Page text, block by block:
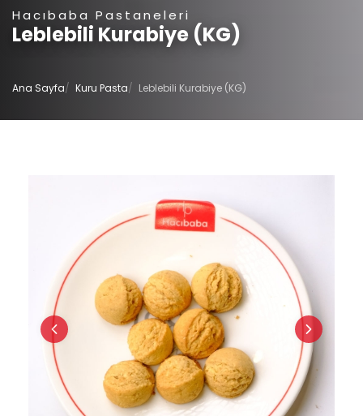
Baklava
Kadayıf
Tepsi Tatlılar
Kuru Pasta
Hacıbaba Pastaneleri
Leblebili Kurabiye (KG)
Ana Sayfa Kuru Pasta Leblebili Kurabiye (KG)